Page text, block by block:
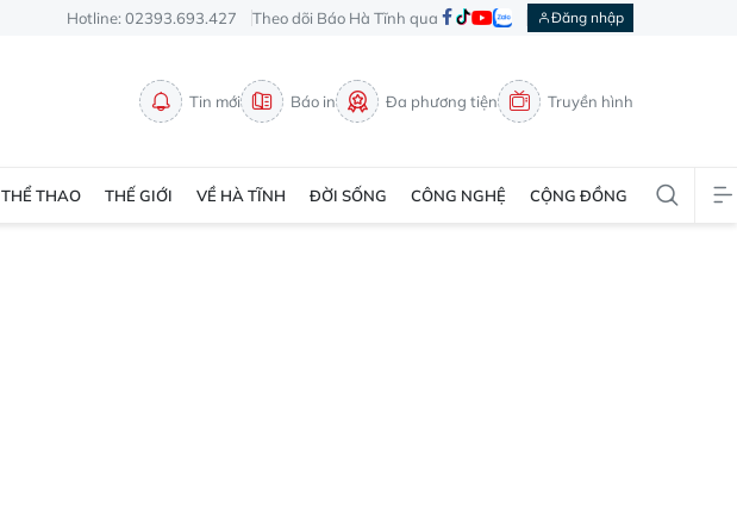
Hotline: 02393.693.427 Theo dõi Báo Hà Tĩnh qua Đăng nhập
Tin mới Báo in Đa phương tiện Truyền hình
THỂ THAO THẾ GIỚI VỀ HÀ TĨNH ĐỜI SỐNG CÔNG NGHỆ CỘNG ĐỒNG